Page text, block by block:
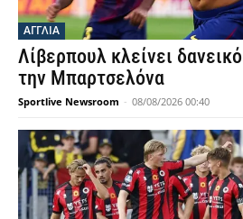
ΑΓΓΛΙΑ
Λίβερπουλ κλείνει
την Μπαρτσελόνα
Sportlive Newsroom - 08/08/2026 00:40